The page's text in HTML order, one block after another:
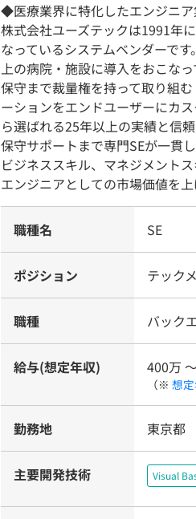
◆医療業界に特化したエンジニア
株式会社ユーズテックは1991年
なっているシステムベンダーで
上の病院・施設に導入をおこな
保守まで裁量権を持って取り組
ーションをエンドユーザーにカ
ら選ばれる25年以上の実績と信
保守サポートまで専門SEが一貫
ビジネススキル、マネジメント
エンジニアとしての市場価値を
職種名 SE
ポジション テック
職種 バック
給与(想定年収) 400万
（※ 想
勤務地 東京都
主要開発技術 Visual